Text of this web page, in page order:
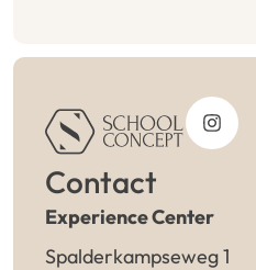
Contact
Experience Center
Spalderkampseweg 1